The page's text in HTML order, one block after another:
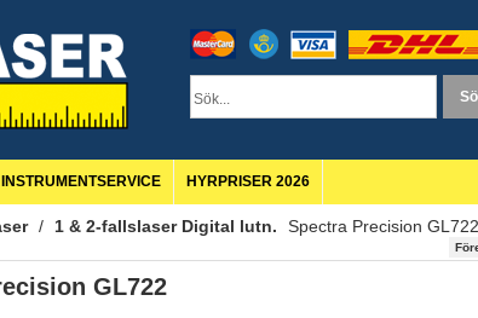
INSTRUMENTSERVICE HYRPRISER 2026
/ 1 & 2-fallslaser Digital lutn. Spectra Precision GL722
GL722